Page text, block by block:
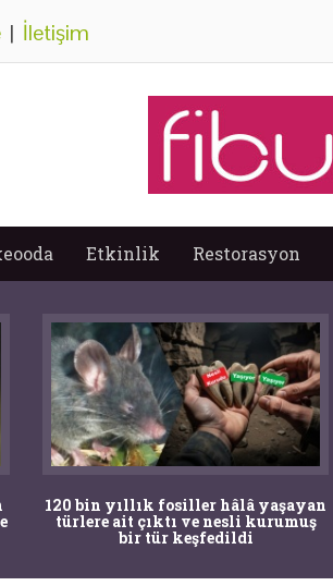
| İletişim
Etkinlik Restorasyon
120 bin yıllık fosiller hâlâ yaşayan
türlere ait çıktı ve nesli kurumuş
bir tür keşfedildi